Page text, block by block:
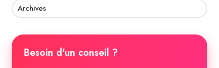
Archives
Besoin d'un conseil ?